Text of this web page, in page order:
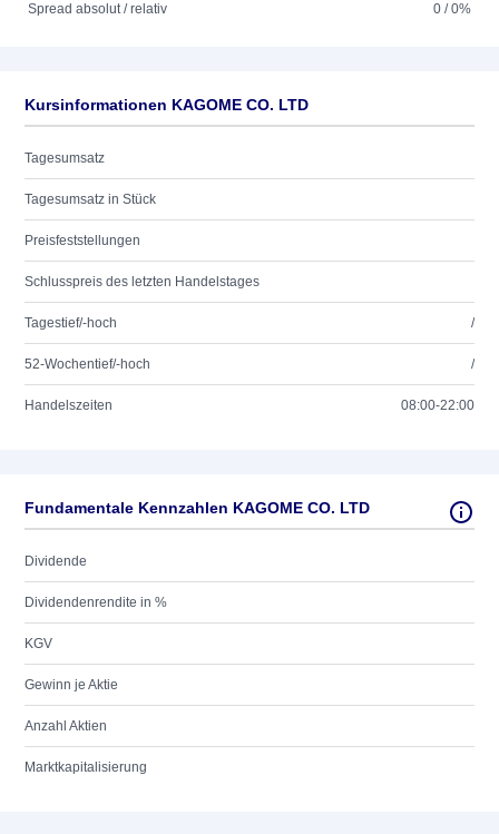
Spread absolut / relativ
0 / 0%
Kursinformationen KAGOME CO. LTD
Tagesumsatz
Tagesumsatz in Stück
Preisfeststellungen
Schlusspreis des letzten Handelstages
Tagestief/-hoch /
52-Wochentief/-hoch /
Handelszeiten 08:00-22:00
Fundamentale Kennzahlen KAGOME CO. LTD
Dividende
Dividendenrendite in %
KGV
Gewinn je Aktie
Anzahl Aktien
Marktkapitalisierung